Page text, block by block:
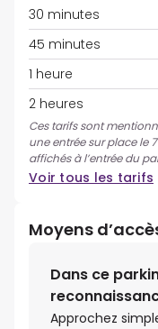
30 minutes
45 minutes
1 heure
2 heures
Ces tarifs sont
une entrée sur place le
affichés à l’entrée du
Voir tous les tarifs
Moyens
Dans ce
Approchez